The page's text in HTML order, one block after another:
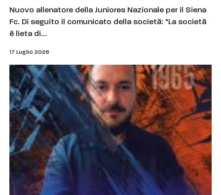
Nuovo allenatore della Juniores Nazionale per il Siena
Fc. Di seguito il comunicato della società: "La società
è lieta di…
17 Luglio 2026